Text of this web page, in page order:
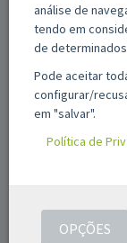
análise de
tendo em
de
Pode aceitar
configurar/
em "salvar".
Política de
OPÇÕES